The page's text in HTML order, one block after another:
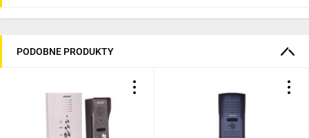
PODOBNE PRODUKTY